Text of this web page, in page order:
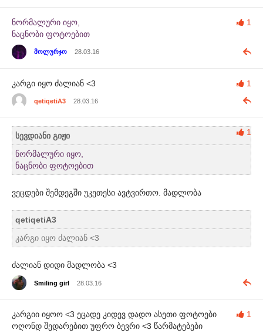
1
ნორმალური იყო,
ნაცნობი ფოტოებით
მოლურჯო 28.03.16
1
კარგი იყო ძალიან <3
qetiqetiA3 28.03.16
1
სევდიანი გიჟი
ნორმალური იყო,
ნაცნობი ფოტოებით
ვეცდები შემდეგში უკეთესი ავტვირთო. მადლობა
qetiqetiA3
კარგი იყო ძალიან <3
ძალიან დიდი მადლობა <3
Smiling girl 28.03.16
1
კარგიი იყოო <3 ეცადე კიდევ დადო ასეთი ფოტოები
ოღონდ შედარებით უფრო ბევრი <3 წარმატებები